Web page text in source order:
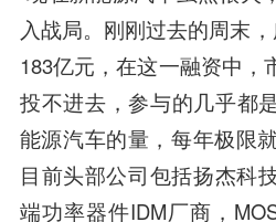
入战局。刚刚过去的周末
183亿元，在这一融资中，
投不进去，参与的几乎都
能源汽车的量，每年极限
目前头部公司包括扬杰科
端功率器件IDM厂商，